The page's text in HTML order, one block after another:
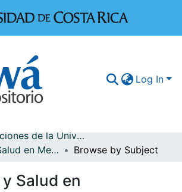
Log In
Publicaciones de la Universidad de Costa Rica
Población y Salud en Mesoamérica
Browse by Subject
Salud en